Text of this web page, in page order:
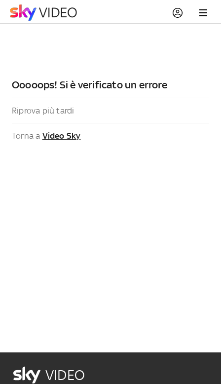
Ooooops! Si è verificato un errore
Riprova più tardi
Torna a Video Sky
VIDEO